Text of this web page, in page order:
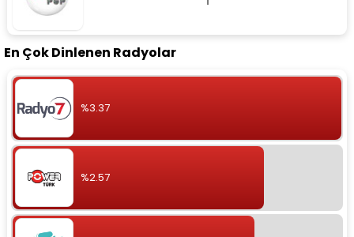
En Çok Dinlenen Radyolar
%3.37
%2.57